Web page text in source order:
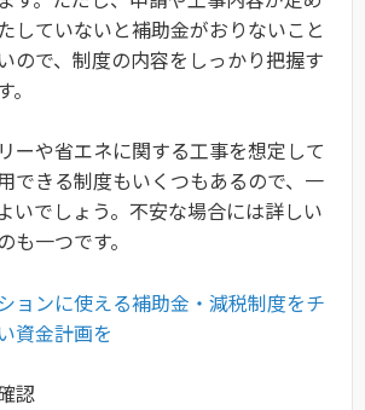
していないと補助金がおりないこと
ので、制度の内容をしっかり把握す
ーや省エネに関する工事を想定して
できる制度もいくつもあるので、一
いでしょう。 不安な場合には詳しい
も一つです。
ョンに使える補助金・減税制度をチ
資金計画を
認